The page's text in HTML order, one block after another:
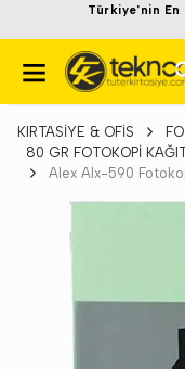
Türkiye'nin En
KIRTASİYE & OFİS
80 GR FOTOKOPİ
Alex Alx-590